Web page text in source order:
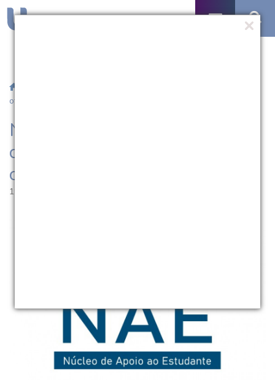
oficina de oratória
Núcleo de Apoio ao Estudante
da UCPel promove oficina de
oratória
19.09.2025 | 15:41